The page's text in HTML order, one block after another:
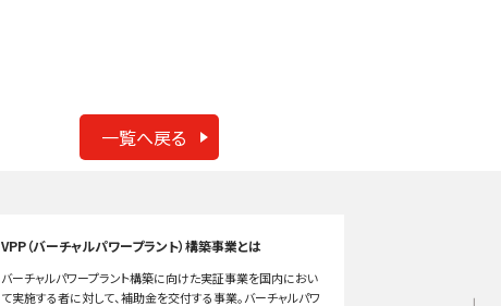
一覧へ戻る
VPP（バーチャルパワープラント）構築事業とは
バーチャルパワープラント構築に向けた実証事業を国内におい
て実施する者に対して、補助金を交付する事業。バーチャルパワ